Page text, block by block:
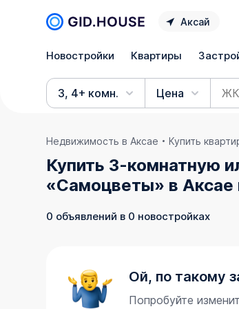
Аксай
Новостройки Квартиры
3, 4+ комн. Цена
Недвижимость в Аксае Купить
Купить 3-комнатную
«Самоцветы» в Аксае
0 объявлений в 0 новостройках
Ой, по такому
Попробуйте